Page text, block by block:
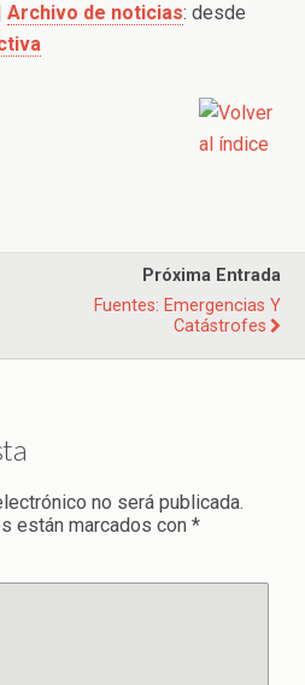
Archivo de noticias: desde
Próxima Entrada
Fuentes: Emergencias Y
Catástrofes
no será publicada.
están marcados con *